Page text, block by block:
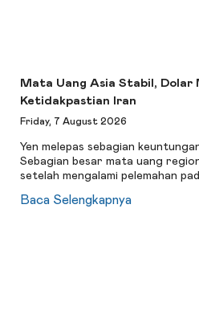
Mata Uang Asia Stabil, Dolar
Ketidakpastian Iran
Friday, 7 August 2026
Yen melepas sebagian
Sebagian besar mata uang
setelah mengalami pelemahan
Baca Selengkapnya